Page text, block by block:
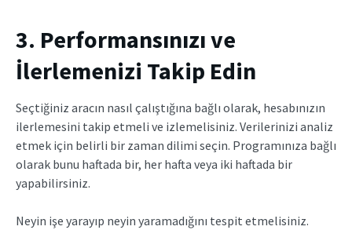
3. Performansınızı ve
İlerlemenizi Takip Edin
Seçtiğiniz aracın nasıl çalıştığına bağlı olarak, hesabınızın
ilerlemesini takip etmeli ve izlemelisiniz. Verilerinizi analiz
etmek için belirli bir zaman dilimi seçin. Programınıza bağlı
olarak bunu haftada bir, her hafta veya iki haftada bir
yapabilirsiniz.
Neyin işe yarayıp neyin yaramadığını tespit etmelisiniz.